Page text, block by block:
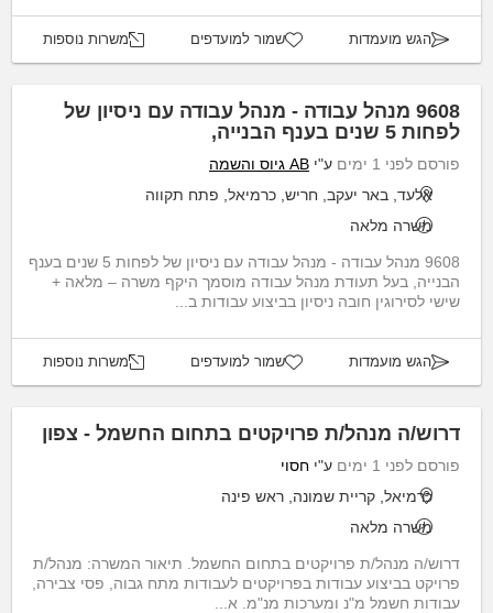
הגש מועמדות שמור למועדפים משרות נוספות
9608 מנהל עבודה - מנהל עבודה עם ניסיון של
לפחות 5 שנים בענף הבנייה,
פורסם לפני 1 ימים ע"י AB גיוס והשמה
אלעד, באר יעקב, חריש, כרמיאל, פתח תקווה
משרה מלאה
9608 מנהל עבודה - מנהל עבודה עם ניסיון של לפחות 5 שנים בענף
הבנייה, בעל תעודת מנהל עבודה מוסמך היקף משרה – מלאה +
שישי לסירוגין חובה ניסיון בביצוע עבודות ב...
הגש מועמדות שמור למועדפים משרות נוספות
דרוש/ה מנהל/ת פרויקטים בתחום החשמל - צפון
פורסם לפני 1 ימים ע"י חסוי
כרמיאל, קריית שמונה, ראש פינה
משרה מלאה
דרוש/ה מנהל/ת פרויקטים בתחום החשמל. תיאור המשרה: מנהל/ת
פרויקט בביצוע עבודות בפרויקטים לעבודות מתח גבוה, פסי צבירה,
עבודות חשמל מ"נ ומערכות מנ"מ. א...